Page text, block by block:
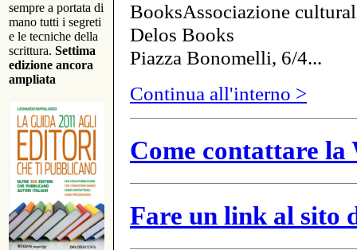
sempre a portata di
mano tutti i segreti
e le tecniche della
scrittura. Settima
edizione ancora
ampliata
BooksAssociazione
Delos Books
Piazza Bonomelli, 6/4...
Continua all'interno >
Come contattare
Fare un link al sito